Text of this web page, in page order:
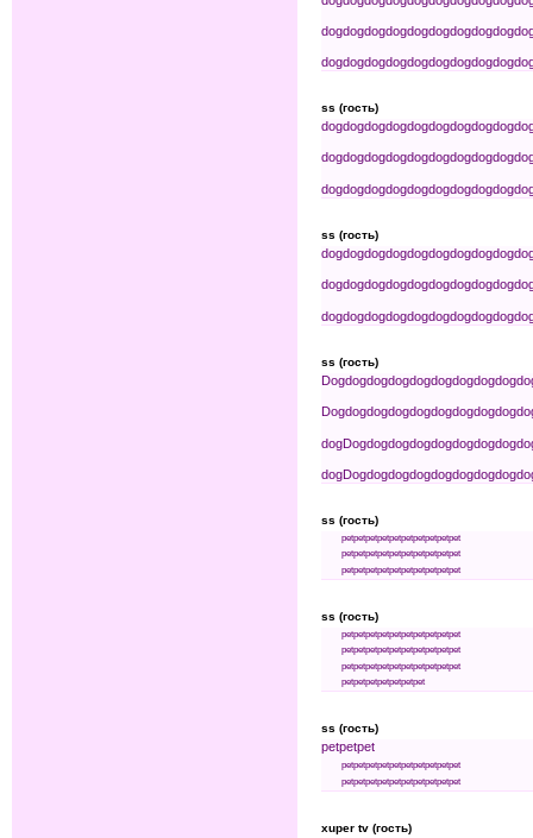
dogdogdogdogdogdogdogdogdog
dogdogdogdogdogdogdogdogdog
ss (гость)
dogdogdogdogdogdogdogdogdog
dogdogdogdogdogdogdogdogdog
dogdogdogdogdogdogdogdogdog
ss (гость)
dogdogdogdogdogdogdogdogdog
dogdogdogdogdogdogdogdogdog
dogdogdogdogdogdogdogdogdog
ss (гость)
Dogdogdogdogdogdogdogdogdog
Dogdogdogdogdogdogdogdogdog
dogDogdogdogdogdogdogdogdog
dogDogdogdogdogdogdogdogdog
ss (гость)
petpetpetpetpetpetpetpetpetpet
petpetpetpetpetpetpetpetpetpet
petpetpetpetpetpetpetpetpetpet
ss (гость)
petpetpetpetpetpetpetpetpetpet
petpetpetpetpetpetpetpetpetpet
petpetpetpetpetpetpetpetpetpet
petpetpetpetpetpetpet
ss (гость)
petpetpet
petpetpetpetpetpetpetpetpetpet
petpetpetpetpetpetpetpetpetpet
xuper tv (гость)